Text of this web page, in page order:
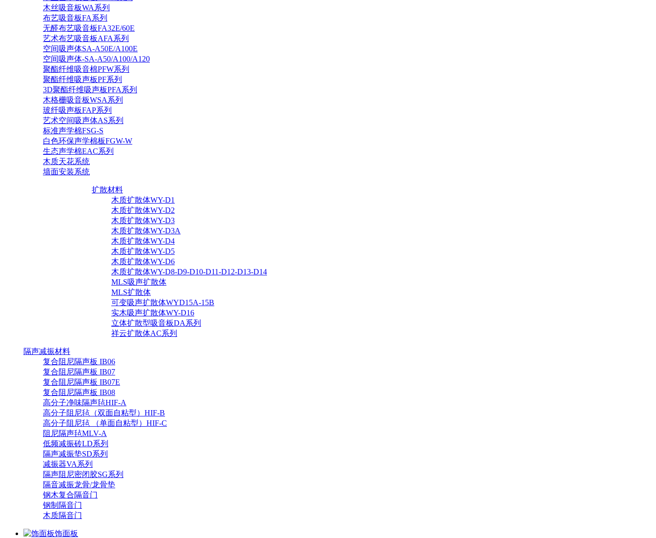
木丝吸音板WA系列
布艺吸音板FA系列
无醛布艺吸音板FA32E/60E
艺术布艺吸音板AFA系列
空间吸声体SA-A50E/A100E
空间吸声体-SA-A50/A100/A120
聚酯纤维吸音棉PFW系列
聚酯纤维吸声板PF系列
3D聚酯纤维吸声板PFA系列
木格栅吸音板WSA系列
玻纤吸声板FAP系列
艺术空间吸声体AS系列
标准声学棉FSG-S
白色环保声学棉板FGW-W
生态声学棉EAC系列
木质天花系统
墙面安装系统
扩散材料
木质扩散体WY-D1
木质扩散体WY-D2
木质扩散体WY-D3
木质扩散体WY-D3A
木质扩散体WY-D4
木质扩散体WY-D5
木质扩散体WY-D6
木质扩散体WY-D8-D9-D10-D11-D12-D13-D14
MLS吸声扩散体
MLS扩散体
可变吸声扩散体WYD15A-15B
实木吸声扩散体WY-D16
立体扩散型吸音板DA系列
祥云扩散体AC系列
隔声减振材料
复合阻尼隔声板 IB06
复合阻尼隔声板 IB07
复合阻尼隔声板 IB07E
复合阻尼隔声板 IB08
高分子净味隔声毡HIF-A
高分子阻尼毡（双面自粘型）HIF-B
高分子阻尼毡 （单面自粘型）HIF-C
阻尼隔声毡MLV-A
低频减振砖LD系列
隔声减振垫SD系列
减振器VA系列
隔声阻尼密闭胶SG系列
隔音减振龙骨/龙骨垫
钢木复合隔音门
钢制隔音门
木质隔音门
饰面板